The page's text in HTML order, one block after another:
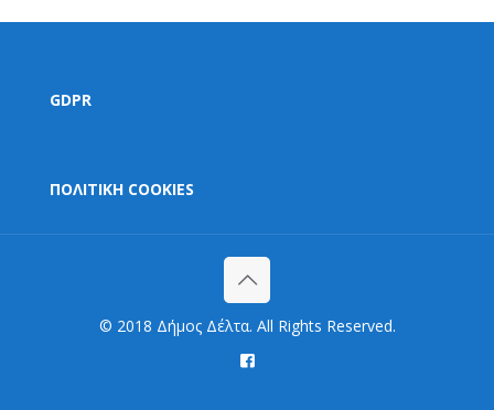
GDPR
ΠΟΛΙΤΙΚΗ COOKIES
© 2018 Δήμος Δέλτα. All Rights Reserved.